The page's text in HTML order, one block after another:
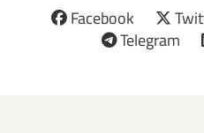
Facebook
Telegram